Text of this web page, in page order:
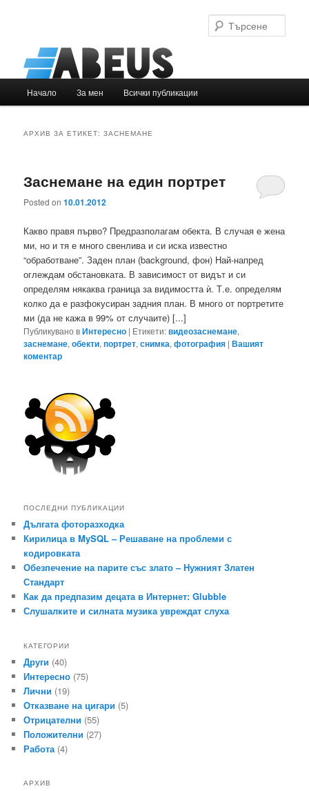
Към
Към
Начало За мен Всички публикации
АРХИВ ЗА ЕТИКЕТ:ЗАСНЕМАНЕ
Заснемане на един портрет
Posted on10.01.2012
Какво правя първо? Предразполагам обекта. В случая е жена
ми, но и тя е много свенлива и си иска известно
“обработване”. Заден план (background, фон) Най-напред
оглеждам обстановката. В зависимост от видът и си
определям някаква граница за видимостта ѝ. Т.е. определям
колко да е разфокусиран задния план. В много от портретите
ми (да не кажа в 99% от случаите) [...]
Публикувано вИнтересно | Етикети:видеозаснемане,
заснемане,обекти,портрет,снимка,фотография |Вашият
коментар
ПОСЛЕДНИ ПУБЛИКАЦИИ
Дългата фоторазходка
Кирилица в MySQL – Решаване на проблеми с
кодировката
Обезпечение на парите със злато – Нужният Златен
Стандарт
Как да предпазим децата в Интернет: Glubble
Слушалките и силната музика увреждат слуха
КАТЕГОРИИ
Други (40)
Интересно (75)
Лични (19)
Отказване на цигари (5)
Отрицателни (55)
Положителни (27)
Работа (4)
АРХИВ